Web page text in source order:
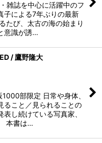
雑誌を中心に活躍中のフ
子による7年ぶりの最新
たび、太古の海の始まり
意識が誘…
/ 鷹野隆大
部限定 日常や身体、
ること／見られることの
し続けている写真家、
本書は…